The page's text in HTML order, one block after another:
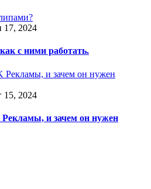
17, 2024
с ними работать.
15, 2024
и зачем он нужен